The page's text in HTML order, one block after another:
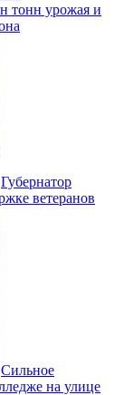
тонн урожая и
Губернатор
ветеранов
Сильное
на улице